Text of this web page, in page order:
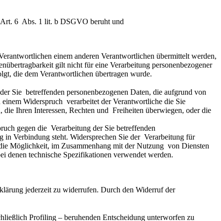
6  Abs. 1 lit. b DSGVO beruht und
einem anderen Verantwortlichen übermittelt werden,
gilt nicht für eine Verarbeitung personenbezogener
die dem Verantwortlichen übertragen wurde.
Sie  betreffenden personenbezogenen Daten, die aufgrund von
Widerspruch  verarbeitet der Verantwortliche die Sie
Ihren Interessen, Rechten und  Freiheiten überwiegen, oder die
gegen die  Verarbeitung der Sie betreffenden
Verbindung steht. Widersprechen Sie der  Verarbeitung für
Möglichkeit, im Zusammenhang mit der Nutzung  von Diensten
denen technische Spezifikationen verwendet werden.
jederzeit zu widerrufen. Durch den Widerruf der
Profiling – beruhenden Entscheidung unterworfen zu